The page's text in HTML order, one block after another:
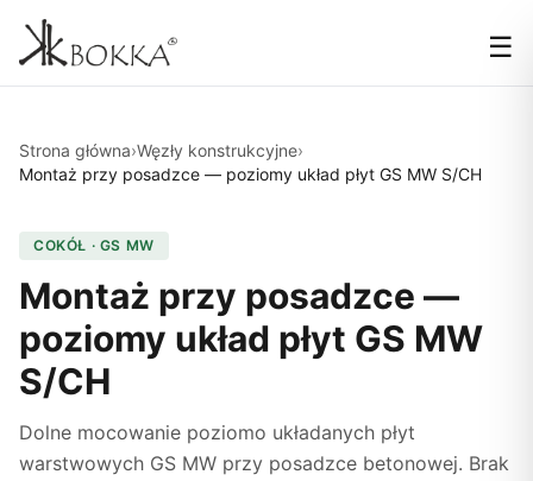
☰
Strona główna›Węzły konstrukcyjne›
Montaż przy posadzce — poziomy układ płyt GS MW S/CH
COKÓŁ · GS MW
Montaż przy posadzce —
poziomy układ płyt GS MW
S/CH
Dolne mocowanie poziomo układanych płyt
warstwowych GS MW przy posadzce betonowej. Brak